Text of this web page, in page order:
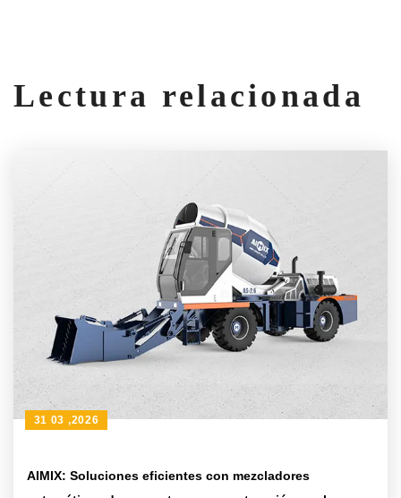
Lectura relacionada
AIMIX: Soluciones eficientes con mezcladores
31 03 ,2026